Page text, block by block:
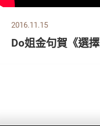
2016.11.15
Do姐金句賀《選